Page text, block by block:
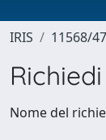
IRIS 11568/
Nome del